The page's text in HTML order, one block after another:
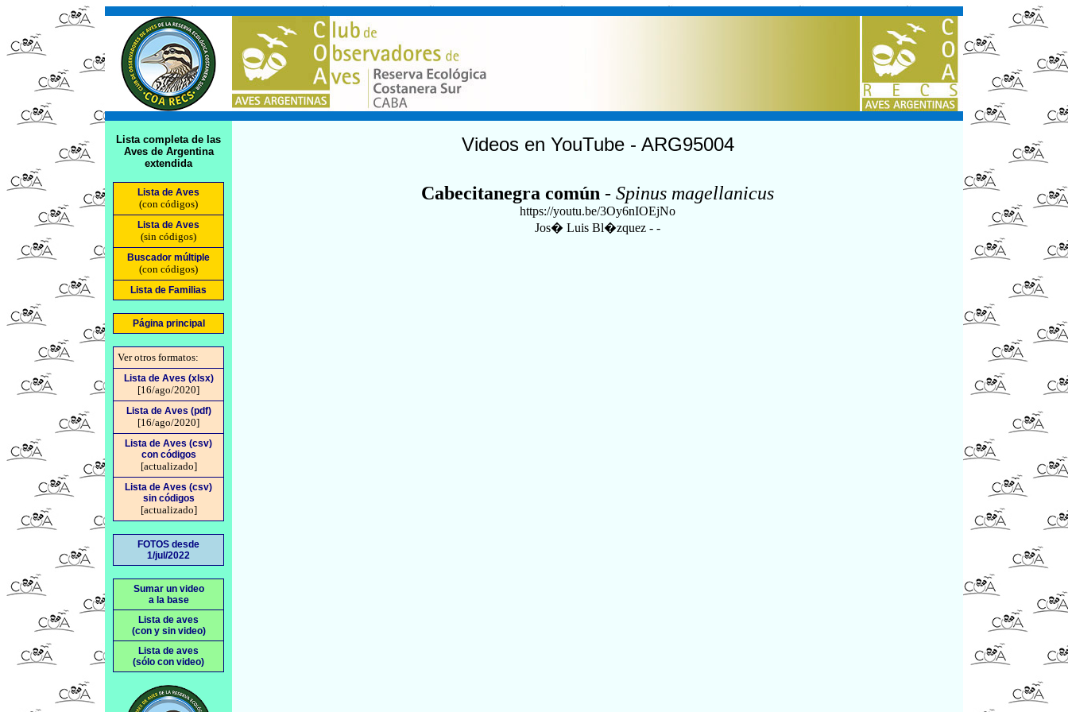
Lista completa de las
Aves de Argentina
extendida
Lista de Aves
(con códigos)
Lista de Aves
(sin códigos)
Buscador múltiple
(con códigos)
Lista de Familias
Página principal
Ver otros formatos:
Lista de Aves (xlsx)
[16/ago/2020]
Lista de Aves (pdf)
[16/ago/2020]
Lista de Aves (csv)
con códigos
[actualizado]
Lista de Aves (csv)
sin códigos
[actualizado]
FOTOS desde
1/jul/2022
Sumar un video
a la base
Lista de aves
(con y sin video)
Lista de aves
(sólo con video)
Videos en YouTube - ARG95004
Cabecitanegra común - Spinus magellanicus
https://youtu.be/3Oy6nIOEjNo
Jos� Luis Bl�zquez - -